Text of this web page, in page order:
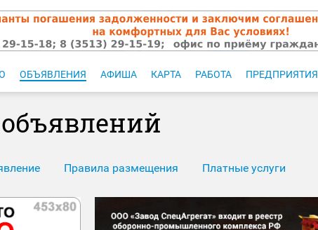
ОБЪЯВЛЕНИЯ АФИША КАРТА РАБОТА ПРЕДПРИЯТИЯ
Правила размещения Платные услуги